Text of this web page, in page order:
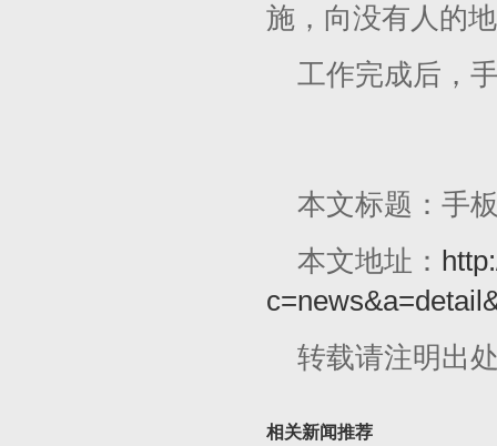
施，向没有人的
工作完成后，
本文标题：手
本文地址：
转载请注明出
相关新闻推荐